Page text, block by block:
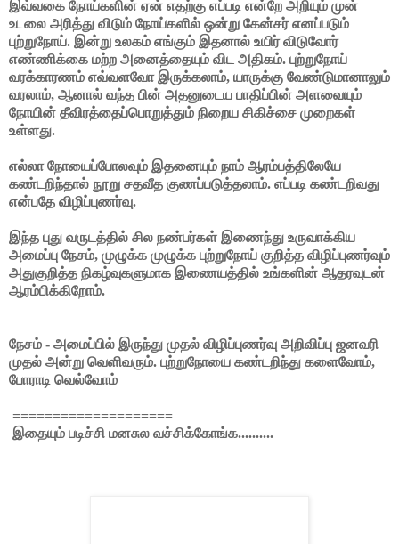
இவ்வகை நோய்களின் ஏன் எதற்கு எப்படி என்றே அறியும் முன்
உடலை அரித்து விடும் நோய்களில் ஒன்று கேன்சர் எனப்படும்
புற்றுநோய். இன்று உலகம் எங்கும் இதனால் உயிர் விடுவோர்
எண்ணிக்கை மற்ற அனைத்தையும் விட அதிகம். புற்றுநோய்
வரக்காரணம் எவ்வளவோ இருக்கலாம், யாருக்கு வேண்டுமானாலும்
வரலாம், ஆனால் வந்த பின் அதனுடைய பாதிப்பின் அளவையும்
நோயின் தீவிரத்தைப்பொறுத்தும் நிறைய சிகிச்சை முறைகள்
உள்ளது.
எல்லா நோயைப்போலவும் இதனையும் நாம் ஆரம்பத்திலேயே
கண்டறிந்தால் நூறு சதவீத குணப்படுத்தலாம். எப்படி கண்டறிவது
என்பதே விழிப்புணர்வு.
இந்த புது வருடத்தில் சில நண்பர்கள் இணைந்து உருவாக்கிய
அமைப்பு நேசம், முழுக்க முழுக்க புற்றுநோய் குறித்த விழிப்புணர்வும்
அதுகுறித்த நிகழ்வுகளுமாக இணையத்தில் உங்களின் ஆதரவுடன்
ஆரம்பிக்கிறோம்.
நேசம் - அமைப்பில் இருந்து முதல் விழிப்புணர்வு அறிவிப்பு ஜனவரி
முதல் அன்று வெளிவரும். புற்றுநோயை கண்டறிந்து களைவோம்,
போராடி வெல்வோம்
====================
இதையும் படிச்சி மனசுல வச்சிக்கோங்க..........